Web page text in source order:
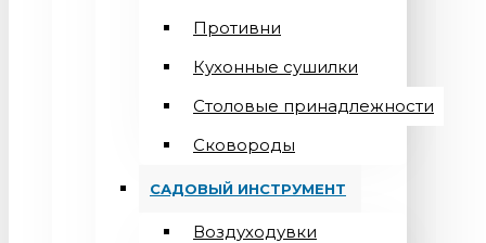
Противни
Кухонные сушилки
Столовые принадлежности
Сковороды
САДОВЫЙ ИНСТРУМЕНТ
Воздуходувки